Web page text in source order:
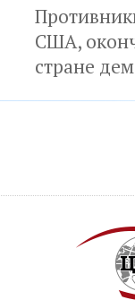
США,
стране